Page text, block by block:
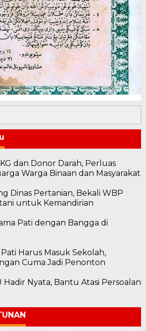
dan Donor Darah, Perluas
Warga Binaan dan Masyarakat
Dinas Pertanian, Bekali WBP
untuk Kemandirian
Pati dengan Bangga di
Harus Masuk Sekolah,
Cuma Jadi Penonton
Hadir Nyata, Bantu Atasi Persoalan